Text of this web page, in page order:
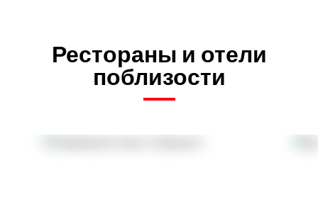
Рестораны и отели
поблизости